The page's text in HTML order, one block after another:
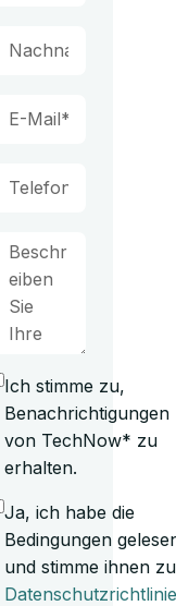
Ich stimme zu,
Benachrichtigungen
von TechNow* zu
erhalten.
Ja, ich habe die
Bedingungen
und stimme ihnen
Datenschutzrichtlinie